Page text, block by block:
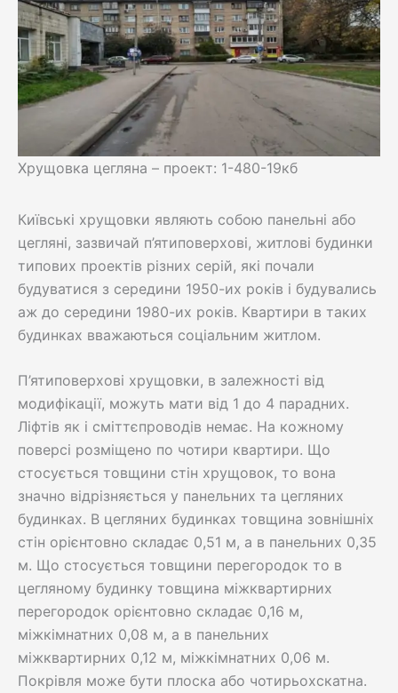
Хрущовка цегляна – проект: 1-480-19кб
Київські хрущовки являють собою панельні або
цегляні, зазвичай п’ятиповерхові, житлові будинки
типових проектів різних серій, які почали
будуватися з середини 1950-их років і будувались
аж до середини 1980-их років. Квартири в таких
будинках вважаються соціальним житлом.
П’ятиповерхові хрущовки, в залежності від
модифікації, можуть мати від 1 до 4 парадних.
Ліфтів як і сміттєпроводів немає. На кожному
поверсі розміщено по чотири квартири. Що
стосується товщини стін хрущовок, то вона
значно відрізняється у панельних та цегляних
будинках. В цегляних будинках товщина зовнішніх
стін орієнтовно складає 0,51 м, а в панельних 0,35
м. Що стосується товщини перегородок то в
цегляному будинку товщина міжквартирних
перегородок орієнтовно складає 0,16 м,
міжкімнатних 0,08 м, а в панельних
міжквартирних 0,12 м, міжкімнатних 0,06 м.
Покрівля може бути плоска або чотирьохскатна.